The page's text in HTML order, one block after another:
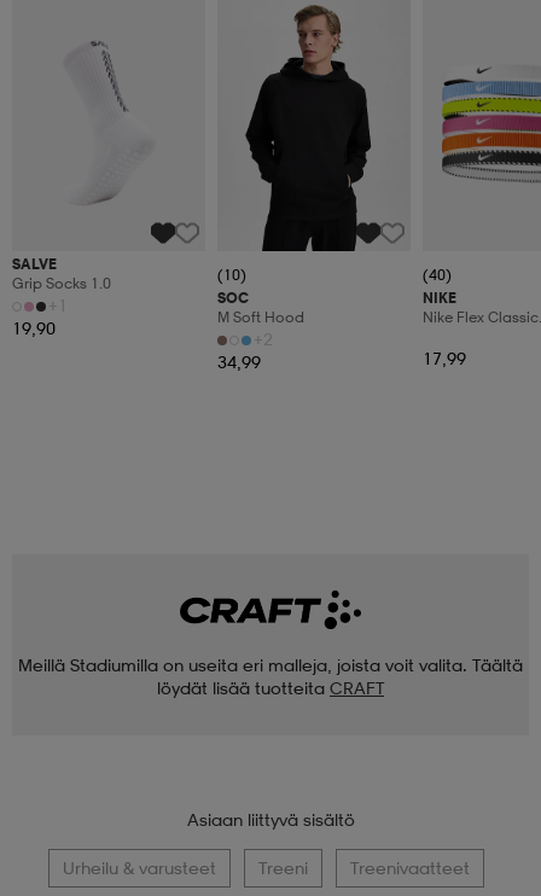
SALVE
Grip Socks 1.0
+1
19,90
(10)
SOC
M Soft Hood
+2
34,99
(40)
NIKE
Nike Flex Classic
17,99
Meillä Stadiumilla on useita eri malleja, joista voit valita. Täältä
löydät lisää tuotteita CRAFT
Asiaan liittyvä sisältö
Urheilu & varusteet Treeni Treenivaatteet